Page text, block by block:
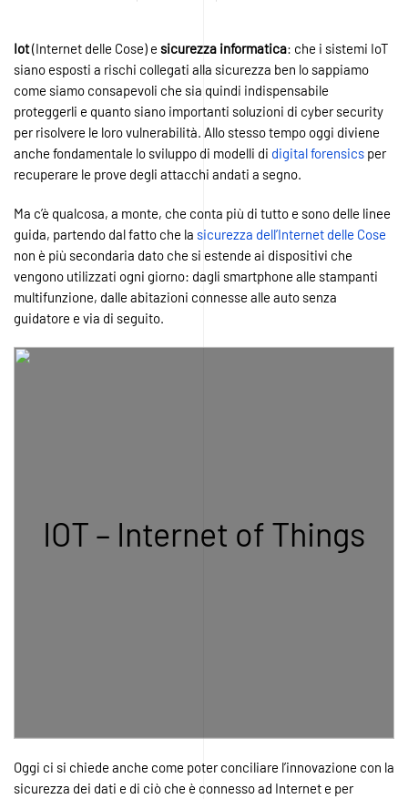
Iot(Internet delle Cose) e sicurezza informatica: che i sistemi IoT
siano esposti a rischi collegati alla sicurezza ben lo sappiamo
come siamo consapevoli che sia quindi indispensabile
proteggerli e quanto siano importanti soluzioni di cyber security
per risolvere le loro vulnerabilità. Allo stesso tempo oggi diviene
anche fondamentale lo sviluppo di modelli di digital forensics per
recuperare le prove degli attacchi andati a segno.
Ma c’è qualcosa, a monte, che conta più di tutto e sono delle linee
guida, partendo dal fatto che la sicurezza dell’Internet delle Cose
non è più secondaria dato che si estende ai dispositivi che
vengono utilizzati ogni giorno: dagli smartphone alle stampanti
multifunzione, dalle abitazioni connesse alle auto senza
guidatore e via di seguito.
IOT – Internet of Things
Oggi ci si chiede anche come poter conciliare l’innovazione con la
sicurezza dei dati e di ciò che è connesso ad Internet e per